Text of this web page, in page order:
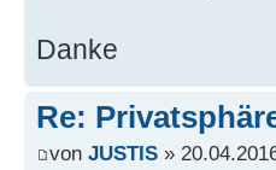
Danke
Re:
von JUSTIS »